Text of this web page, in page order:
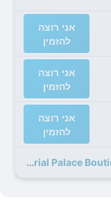
אני רוצה
להזמין
אני רוצה
להזמין
אני רוצה
להזמין
38 מבצעים נוספים לImperial Palace Boutique Hotel, Itaewon